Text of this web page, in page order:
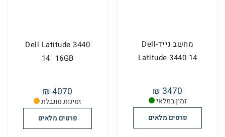
זמין במלאי
מחשב נייד-Dell
Latitude 3440 14
3470 ₪
פרטים מלאים
זמינות מוגבלת
Dell Latitude 3440
14" 16GB
4070 ₪
פרטים מלאים